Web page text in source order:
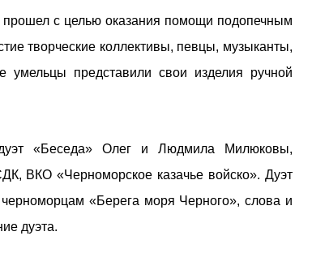
с целью оказания помощи подопечным
творческие коллективы, певцы, музыканты,
представили свои изделия ручной
«Беседа» Олег и Людмила Милюковы,
ВКО «Черноморское казачье войско». Дуэт
«Берега моря Черного», слова и
дуэта.